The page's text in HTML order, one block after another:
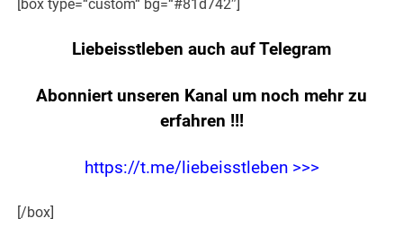
[box type=“custom“ bg=“#81d742″]
Liebeisstleben auch auf Telegram
Abonniert unseren Kanal um noch mehr zu
erfahren !!!
https://t.me/liebeisstleben >>>
[/box]